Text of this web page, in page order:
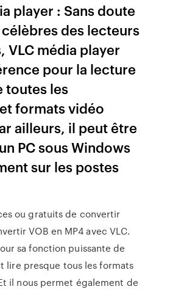
player : Sans doute
des lecteurs
VLC média player
pour la lecture
toutes les
formats vidéo
ailleurs, il peut être
PC sous Windows
sur les postes
ou gratuits de convertir
VOB en MP4 avec VLC.
sa fonction puissante de
lire presque tous les formats
il nous permet également de